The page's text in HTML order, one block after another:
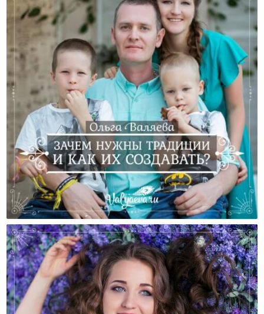
Зачем Нужны Традиции И Как Их Создавать?